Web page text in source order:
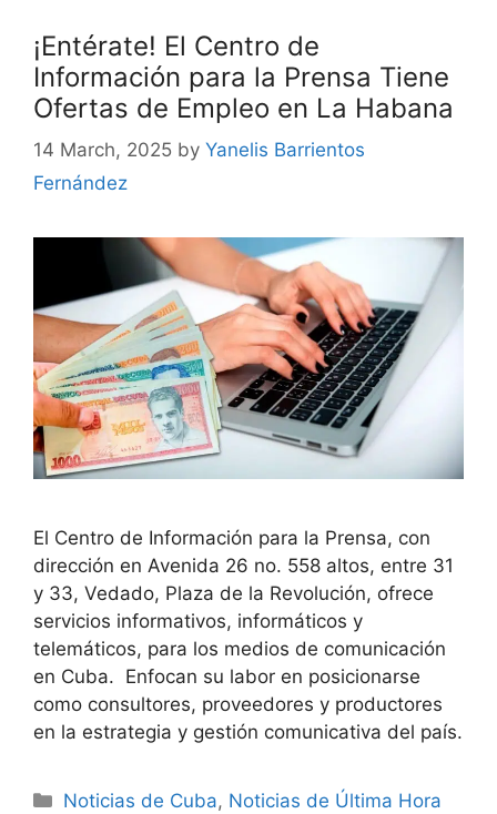
¡Entérate! El Centro de
Información para la Prensa Tiene
Ofertas de Empleo en La Habana
14 March, 2025 by Yanelis Barrientos
Fernández
El Centro de Información para la Prensa, con
dirección en Avenida 26 no. 558 altos, entre 31
y 33, Vedado, Plaza de la Revolución, ofrece
servicios informativos, informáticos y
telemáticos, para los medios de comunicación
en Cuba. Enfocan su labor en posicionarse
como consultores, proveedores y productores
en la estrategia y gestión comunicativa del país.
Categories
Noticias de Cuba, Noticias de Última Hora